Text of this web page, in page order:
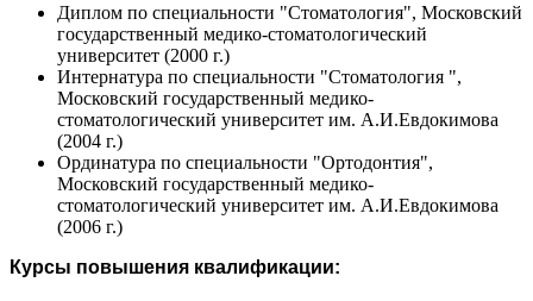
Диплом по специальности "Стоматология", Московский
государственный медико-стоматологический
университет (2000 г.)
Интернатура по специальности "Стоматология ",
Московский государственный медико-
стоматологический университет им. А.И.Евдокимова
(2004 г.)
Ординатура по специальности "Ортодонтия",
Московский государственный медико-
стоматологический университет им. А.И.Евдокимова
(2006 г.)
Курсы повышения квалификации: